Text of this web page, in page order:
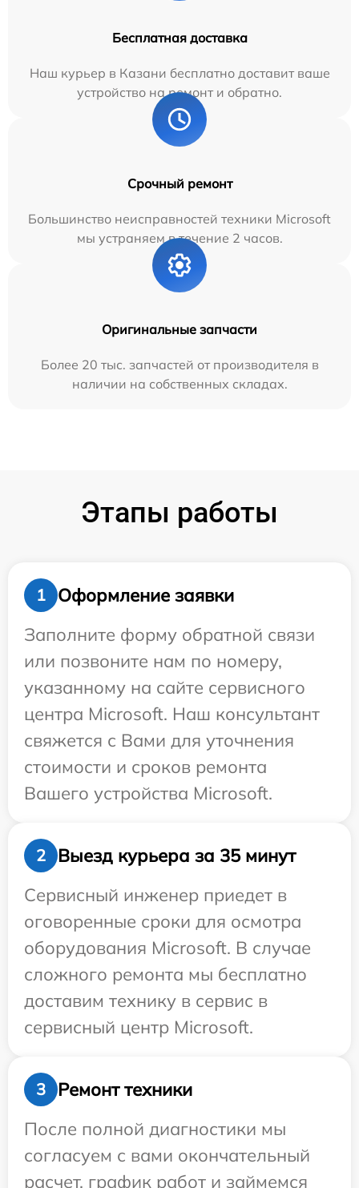
Бесплатная доставка
Наш курьер в Казани бесплатно доставит ваше
устройство на ремонт и обратно.
Срочный ремонт
Большинство неисправностей техники Microsoft
мы устраняем в течение 2 часов.
Оригинальные запчасти
Более 20 тыс. запчастей от производителя в
наличии на собственных складах.
Этапы работы
1
Оформление заявки
Заполните форму обратной связи
или позвоните нам по номеру,
указанному на сайте сервисного
центра Microsoft. Наш консультант
свяжется с Вами для уточнения
стоимости и сроков ремонта
Вашего устройства Microsoft.
2
Выезд курьера за 35 минут
Сервисный инженер приедет в
оговоренные сроки для осмотра
оборудования Microsoft. В случае
сложного ремонта мы бесплатно
доставим технику в сервис в
сервисный центр Microsoft.
3
Ремонт техники
После полной диагностики мы
согласуем с вами окончательный
расчет, график работ и займемся